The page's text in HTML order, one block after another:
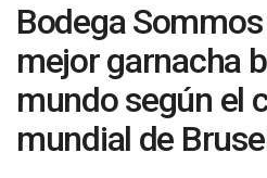
Bodega
mejor garnacha
mundo según el
mundial de